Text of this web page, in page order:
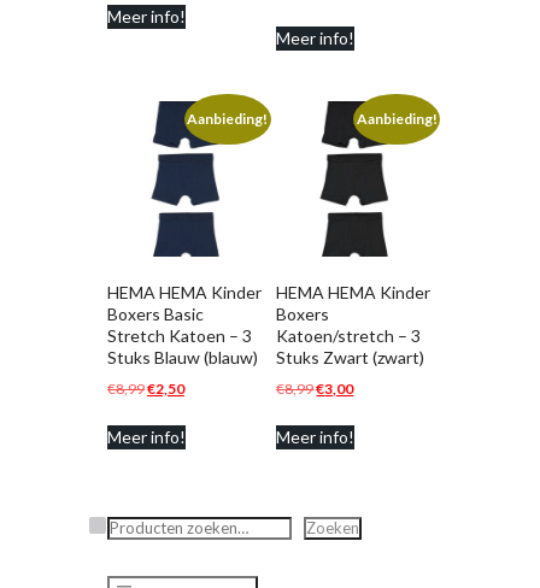
Meer info!
was:
Meer info!
Aanbieding!
HEMA HEMA Kinder
Boxers Basic
Stretch Katoen – 3
Stuks Blauw (blauw)
€8,99Oorspronkelijke
was:
€2,50Huidige
Meer info!
Aanbieding!
HEMA HEMA Kinder
Boxers
Katoen/stretch – 3
Stuks Zwart (zwart)
€8,99Oorspronkelijke
was:
€3,00Huidige
Meer info!
Zoeken Zoeken